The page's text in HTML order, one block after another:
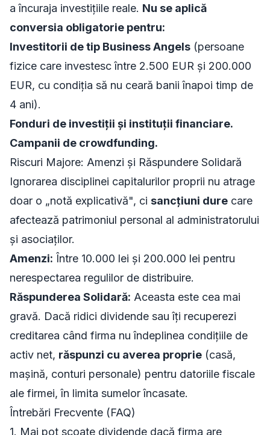
a încuraja investițiile reale. Nu se aplică
conversia obligatorie pentru:
Investitorii de tip Business Angels (persoane
fizice care investesc între 2.500 EUR și 200.000
EUR, cu condiția să nu ceară banii înapoi timp de
4 ani).
Fonduri de investiții și instituții financiare.
Campanii de crowdfunding.
Riscuri Majore: Amenzi și Răspundere Solidară
Ignorarea disciplinei capitalurilor proprii nu atrage
doar o „notă explicativă", ci sancțiuni dure care
afectează patrimoniul personal al administratorului
și asociaților.
Amenzi: Între 10.000 lei și 200.000 lei pentru
nerespectarea regulilor de distribuire.
Răspunderea Solidară: Aceasta este cea mai
gravă. Dacă ridici dividende sau îți recuperezi
creditarea când firma nu îndeplinea condițiile de
activ net, răspunzi cu averea proprie (casă,
mașină, conturi personale) pentru datoriile fiscale
ale firmei, în limita sumelor încasate.
Întrebări Frecvente (FAQ)
1. Mai pot scoate dividende dacă firma are